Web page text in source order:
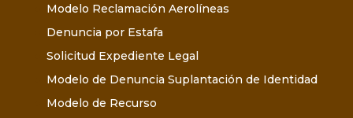
Modelo Reclamación Aerolíneas
Denuncia por Estafa
Solicitud Expediente Legal
Modelo de Denuncia Suplantación de Identidad
Modelo de Recurso